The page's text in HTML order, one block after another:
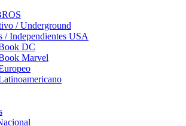
/ Underground
/ Independientes USA
DC
Marvel